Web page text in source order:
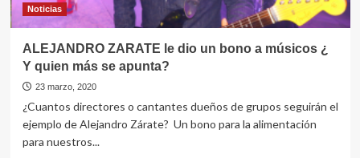
Noticias
ALEJANDRO ZARATE le dio un bono a músicos ¿
Y quien más se apunta?
23 marzo, 2020
¿Cuantos directores o cantantes dueños de grupos seguirán el
ejemplo de Alejandro Zárate? Un bono para la alimentación
para nuestros...